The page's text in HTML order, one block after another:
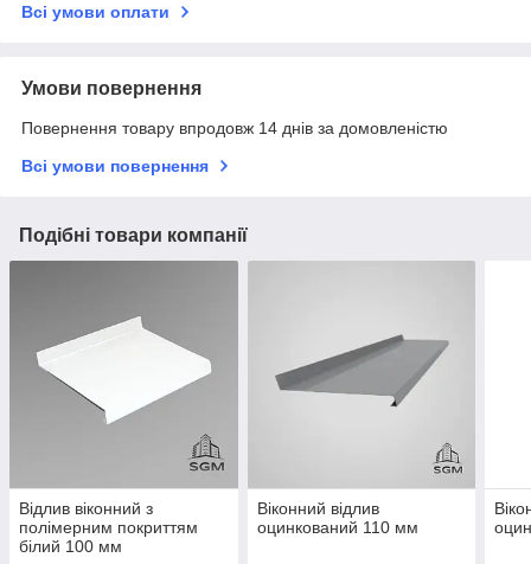
Всі умови оплати
Умови повернення
Повернення товару впродовж 14 днів за домовленістю
Всі умови повернення
Подібні товари компанії
Відлив віконний з
полімерним покриттям
білий 100 мм
Віконний відлив
оцинкований 110 мм